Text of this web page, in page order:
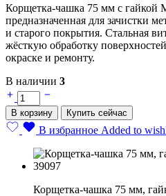
Корщетка-чашка 75 мм с
предназначенная для зачистки
и старого покрытия. Стальная
жёсткую обработку
окраске и ремонту.
В наличии 3
Корщетка-
чашка
75
мм,
стальная
В корзину Купить сейчас
В избранное Added to
Корщетка-чашка 75 мм,